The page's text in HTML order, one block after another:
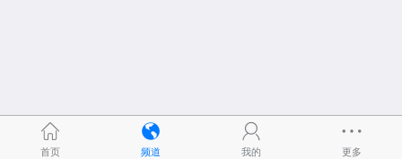
首页 频道 我的 更多